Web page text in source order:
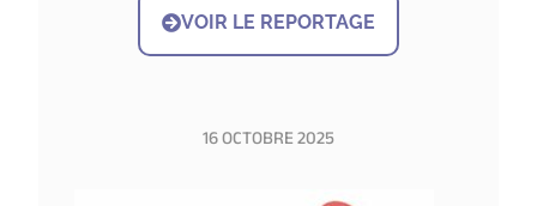
VOIR LE REPORTAGE
16 OCTOBRE 2025